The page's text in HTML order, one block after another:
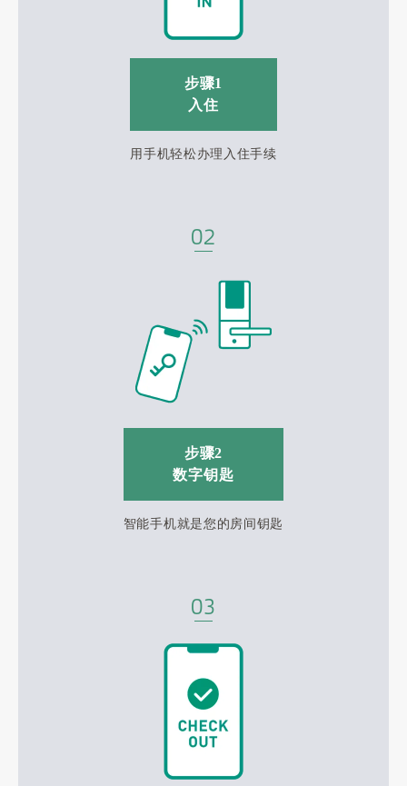
步骤1
入住
用手机轻松办理入住手续
步骤2
数字钥匙
智能手机就是您的房间钥匙